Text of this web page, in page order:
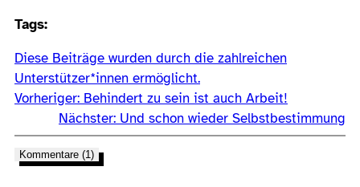
Tags:
Diese Beiträge wurden durch die zahlreichen
Unterstützer*innen ermöglicht.
Vorheriger: Behindert zu sein ist auch Arbeit!
Nächster: Und schon wieder Selbstbestimmung
Kommentare (1)